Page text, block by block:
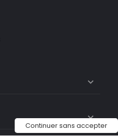
Continuer sans accepter